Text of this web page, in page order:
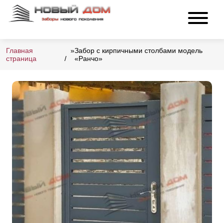
Главная
страница
»Забор с кирпичными столбами модель
«Ранчо»